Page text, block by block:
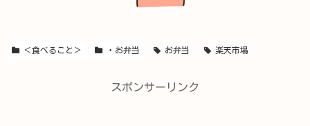
＜食べること＞ ・お弁当 お弁当 楽天市場
スポンサーリンク